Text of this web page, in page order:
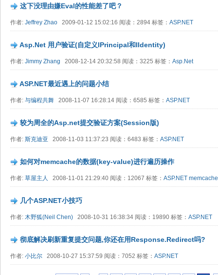
这下没理由嫌Eval的性能差了吧？
作者: Jeffrey Zhao 2009-01-12 15:02:16 阅读：2894 标签： ASP.NET
Asp.Net 用户验证(自定义IPrincipal和IIdentity)
作者: Jimmy Zhang 2008-12-14 20:32:58 阅读：3225 标签： Asp.Net
ASP.NET最近遇上的问题小结
作者: 与编程共舞 2008-11-07 16:28:14 阅读：6585 标签： ASP.NET
较为周全的Asp.net提交验证方案(Session版)
作者: 斯克迪亚 2008-11-03 11:37:23 阅读：6483 标签： ASP.NET
如何对memcache的数据(key-value)进行遍历操作
作者: 草屋主人 2008-11-01 21:29:40 阅读：12067 标签： ASP.NET memcache
几个ASP.NET小技巧
作者: 木野狐(Neil Chen) 2008-10-31 16:38:34 阅读：19890 标签： ASP.NET
彻底解决刷新重复提交问题,你还在用Response.Redirect吗?
作者: 小比尔 2008-10-27 15:37:59 阅读：7052 标签： ASP.NET